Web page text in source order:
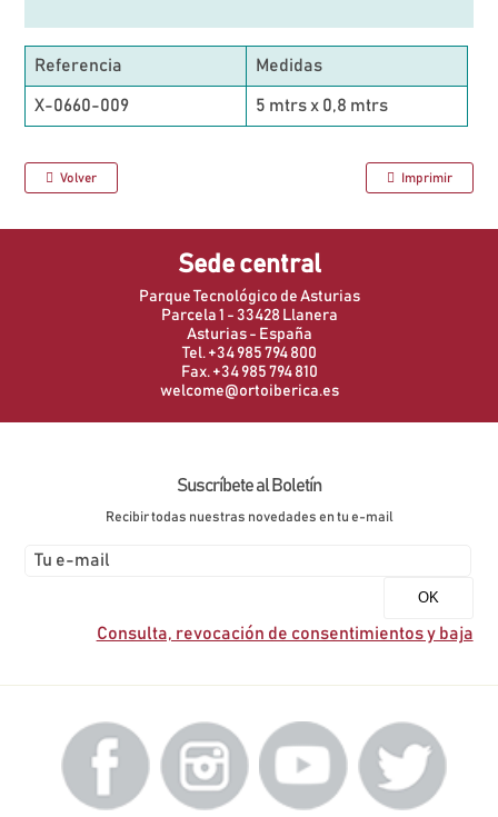
Referencia Medidas
X-0660-009 5 mtrs x 0,8 mtrs
Volver Imprimir
Sede central
Parque Tecnológico de Asturias
Parcela 1 - 33428 Llanera
Asturias - España
Tel. +34 985 794 800
Fax. +34 985 794 810
welcome@ortoiberica.es
Suscríbete al Boletín
Recibir todas nuestras novedades en tu e-mail
Consulta, revocación de consentimientos y baja